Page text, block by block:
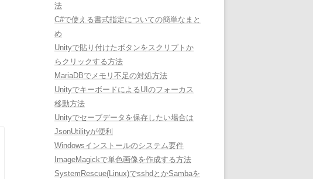
法
C#で使える書式指定についての簡単なまと
め
Unityで貼り付けたボタンをスクリプトか
らクリックする方法
MariaDBでメモリ不足の対処方法
UnityでキーボードによるUIのフォーカス
移動方法
Unityでセーブデータを保存したい場合は
JsonUtilityが便利
Windowsインストールのシステム要件
ImageMagickで単色画像を作成する方法
SystemRescue(Linux)でsshdとかSambaを